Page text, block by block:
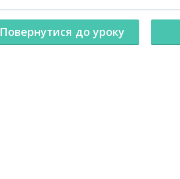
Повернутися до уроку